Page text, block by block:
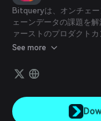
Español
Português (Brasil)
Español (Argentina)
Bitqueryは、オンチェ
ェーンデータの課題を
ァーストのプロダクト
のデータへアクセスでき
ンにまたがり、DeFi、
プルかつ分かりやすい
See more